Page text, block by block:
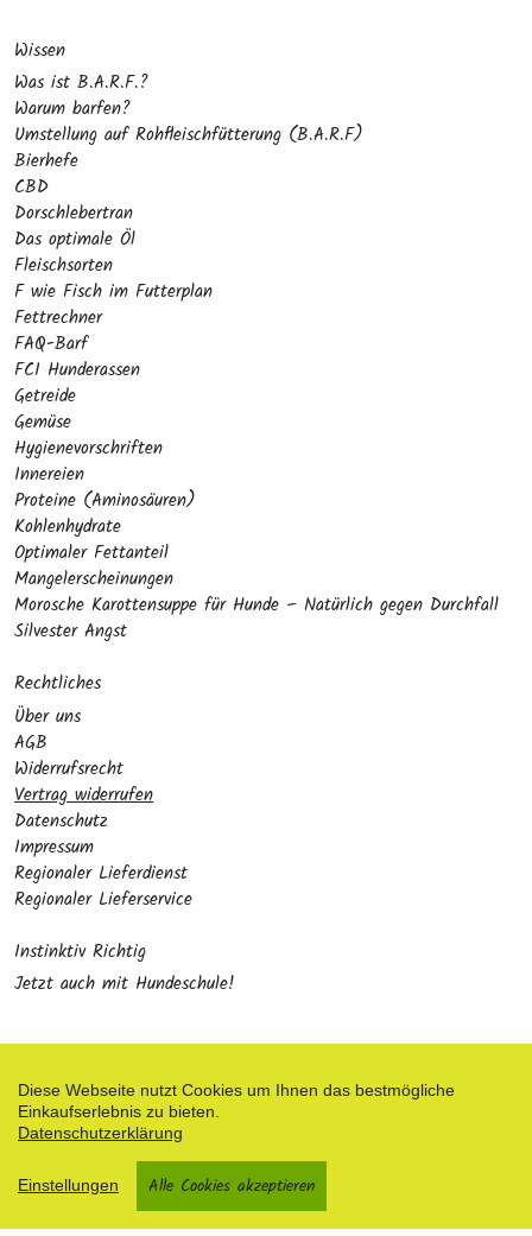
Wissen
Was ist B.A.R.F.?
Warum barfen?
Umstellung auf Rohfleischfütterung (B.A.R.F)
Bierhefe
CBD
Dorschlebertran
Das optimale Öl
Fleischsorten
F wie Fisch im Futterplan
Fettrechner
FAQ-Barf
FCI Hunderassen
Getreide
Gemüse
Hygienevorschriften
Innereien
Proteine (Aminosäuren)
Kohlenhydrate
Optimaler Fettanteil
Mangelerscheinungen
Morosche Karottensuppe für Hunde – Natürlich gegen Durchfall
Silvester Angst
Rechtliches
Über uns
AGB
Widerrufsrecht
Vertrag widerrufen
Datenschutz
Impressum
Regionaler Lieferdienst
Regionaler Lieferservice
Instinktiv Richtig
Jetzt auch mit Hundeschule!
Zahlungsarten
Shop erstellt mit VersaCommerce. Besuche uns auch auf lieber-lokal.de
Diese Webseite nutzt Cookies um Ihnen das bestmögliche
Einkaufserlebnis zu bieten.
Datenschutzerklärung
Einstellungen Alle Cookies akzeptieren